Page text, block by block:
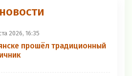
2026, 16:35
прошёл традиционный